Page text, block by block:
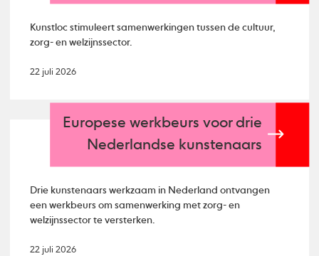
Kunstloc stimuleert samenwerkingen tussen de cultuur,
zorg- en welzijnssector.
22 juli 2026
Europese werkbeurs voor drie
Nederlandse kunstenaars
Drie kunstenaars werkzaam in Nederland ontvangen
een werkbeurs om samenwerking met zorg- en
welzijnssector te versterken.
22 juli 2026